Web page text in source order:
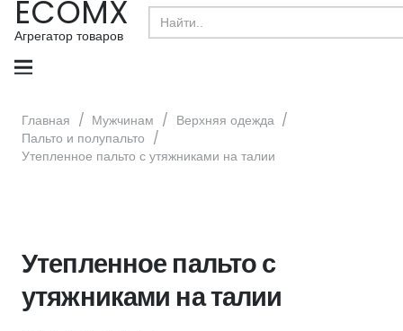
ECOMX
Агрегатор товаров
Search
for:
Главная / Мужчинам / Верхняя одежда /
Пальто и полупальто /
Утепленное пальто с утяжниками на талии
Утепленное пальто с
утяжниками на талии